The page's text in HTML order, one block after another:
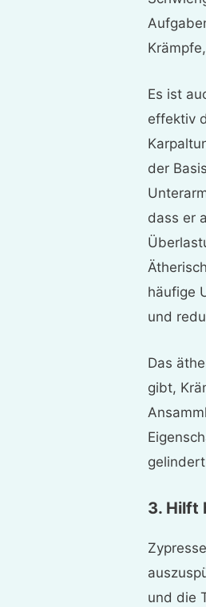
Es ist
effektiv
der
dass er
häufige
und
Das
gibt,
3. Hilft
und die